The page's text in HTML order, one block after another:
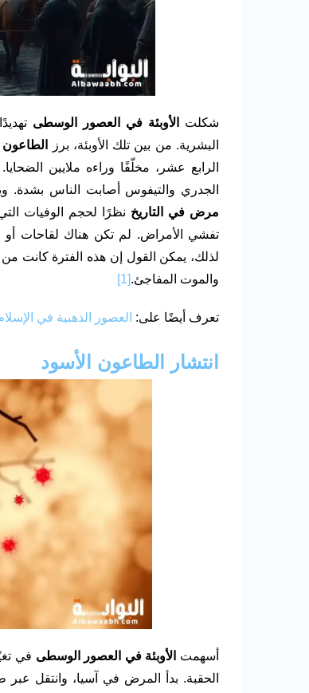
شكلت الأوبئة في العصور الوسطى
البشرية. من بين تلك الأوبئة، برز
الطاعون
الرابع عشر، مخلّفًا وراءه ملايين
الجدري والتيفوس أصابت الناس
مرض في التاريخ نظرًا لحجم الوفيات
تفشي الأمراض. لم تكن هناك لقاحات
لذلك، يمكن القول إن هذه الفترة كانت
والموت المفاجئ.[1]
تعرف أيضًا على: العصور الذهبية في
انتشار الطاعون الأسود
أسهمت الأوبئة في العصور الوسطى في
الحقبة. بدأ المرض في آسيا، وانتقل